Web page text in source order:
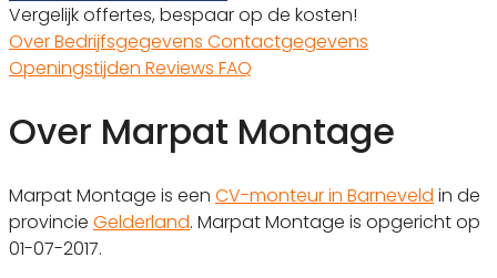
Vergelijk offertes, bespaar op de kosten!
OverBedrijfsgegevens Contactgegevens
Openingstijden Reviews FAQ
Over Marpat Montage
Marpat Montage is een CV-monteur in Barneveld in de
provincie Gelderland. Marpat Montage is opgericht op
01-07-2017.